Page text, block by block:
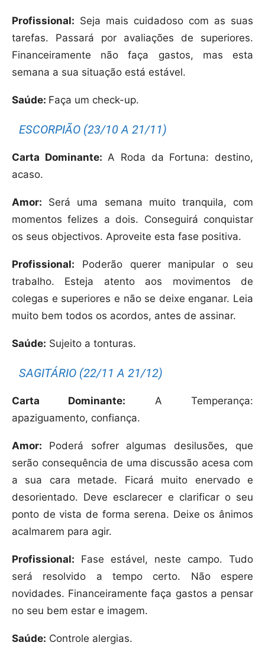
Profissional: Seja mais cuidadoso com as suas
tarefas. Passará por avaliações de superiores.
Financeiramente não faça gastos, mas esta
semana a sua situação está estável.
Saúde: Faça um check-up.
ESCORPIÃO (23/10 A 21/11)
Carta Dominante: A Roda da Fortuna: destino,
acaso.
Amor: Será uma semana muito tranquila, com
momentos felizes a dois. Conseguirá conquistar
os seus objectivos. Aproveite esta fase positiva.
Profissional: Poderão querer manipular o seu
trabalho. Esteja atento aos movimentos de
colegas e superiores e não se deixe enganar. Leia
muito bem todos os acordos, antes de assinar.
Saúde: Sujeito a tonturas.
SAGITÁRIO (22/11 A 21/12)
Carta Dominante: A Temperança:
apaziguamento, confiança.
Amor: Poderá sofrer algumas desilusões, que
serão consequência de uma discussão acesa com
a sua cara metade. Ficará muito enervado e
desorientado. Deve esclarecer e clarificar o seu
ponto de vista de forma serena. Deixe os ânimos
acalmarem para agir.
Profissional: Fase estável, neste campo. Tudo
será resolvido a tempo certo. Não espere
novidades. Financeiramente faça gastos a pensar
no seu bem estar e imagem.
Saúde: Controle alergias.